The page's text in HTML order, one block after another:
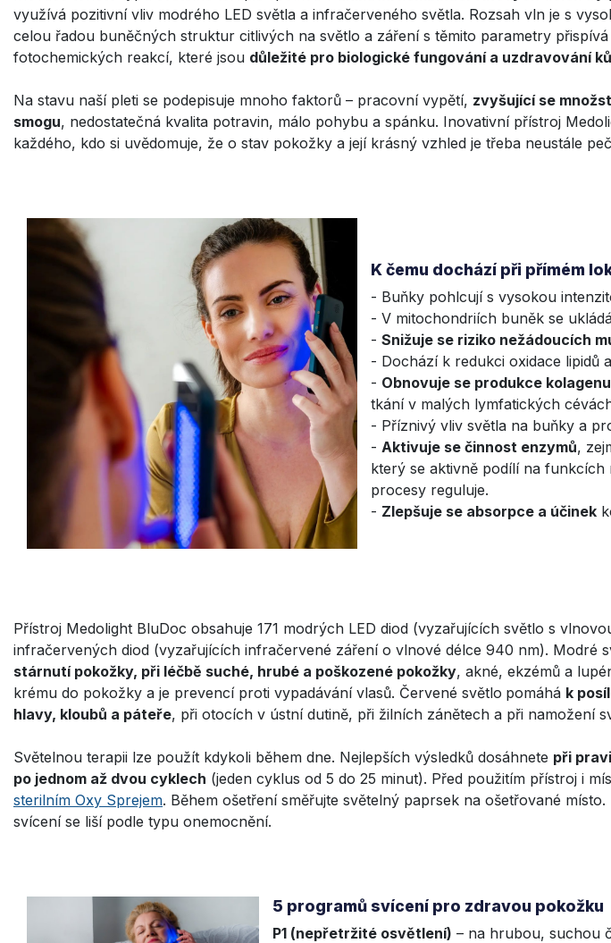
využívá pozitivní vliv modrého LED světla a infračerveného světla. Rozsah vln je s
celou řadou buněčných struktur citlivých na světlo a záření s těmito parametry
fotochemických reakcí, které jsou důležité pro biologické fungování a uzdravování
Na stavu naší pleti se podepisuje mnoho faktorů – pracovní vypětí, zvyšující se
smogu, nedostatečná kvalita potravin, málo pohybu a spánku. Inovativní přístroj
každého, kdo si uvědomuje, že o stav pokožky a její krásný vzhled je třeba neustále
K čemu dochází při přímém
- Buňky pohlcují s vysokou
- V mitochondriích buněk se
- Snižuje se riziko nežádoucích
- Dochází k redukci oxidace lipidů
- Obnovuje se produkce kolagenu
tkání v malých lymfatických
- Příznivý vliv světla na buňky a
- Aktivuje se činnost enzymů,
který se aktivně podílí na
procesy reguluje.
- Zlepšuje se absorpce a účinek
Přístroj Medolight BluDoc obsahuje 171 modrých LED diod (vyzařujících světlo s
infračervených diod (vyzařujících infračervené záření o vlnové délce 940 nm). Modré
stárnutí pokožky, při léčbě suché, hrubé a poškozené pokožky, akné, ekzémů a
krému do pokožky a je prevencí proti vypadávání vlasů. Červené světlo pomáhá k
hlavy, kloubů a páteře, při otocích v ústní dutině, při žilních zánětech a při namožení
Světelnou terapii lze použít kdykoli během dne. Nejlepších výsledků dosáhnete při
po jednom až dvou cyklech (jeden cyklus od 5 do 25 minut). Před použitím přístroj i
sterilním Oxy Sprejem. Během ošetření směřujte světelný paprsek na ošetřované
svícení se liší podle typu onemocnění.
5 programů svícení pro zdravou pokožku
P1 (nepřetržité osvětlení) – na hrubou, suchou